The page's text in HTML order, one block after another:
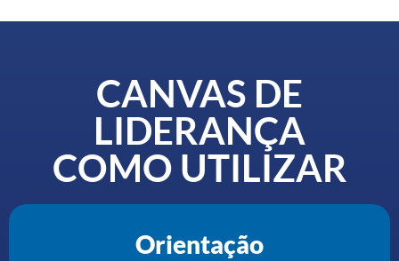
CANVAS DE
LIDERANÇA
COMO UTILIZAR
Orientação